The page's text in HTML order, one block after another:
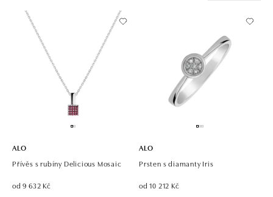
ALO
Přívěs s rubíny Delicious Mosaic
od 9 632 Kč
ALO
Prsten s diamanty Iris
od 10 212 Kč